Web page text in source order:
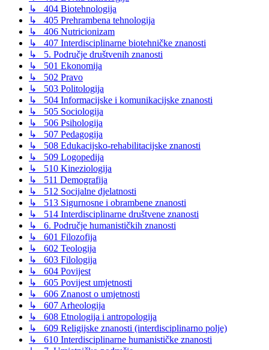
↳ 404 Biotehnologija
↳ 405 Prehrambena tehnologija
↳ 406 Nutricionizam
↳ 407 Interdisciplinarne biotehničke znanosti
↳ 5. Područje društvenih znanosti
↳ 501 Ekonomija
↳ 502 Pravo
↳ 503 Politologija
↳ 504 Informacijske i komunikacijske znanosti
↳ 505 Sociologija
↳ 506 Psihologija
↳ 507 Pedagogija
↳ 508 Edukacijsko-rehabilitacijske znanosti
↳ 509 Logopedija
↳ 510 Kineziologija
↳ 511 Demografija
↳ 512 Socijalne djelatnosti
↳ 513 Sigurnosne i obrambene znanosti
↳ 514 Interdisciplinarne društvene znanosti
↳ 6. Područje humanističkih znanosti
↳ 601 Filozofija
↳ 602 Teologija
↳ 603 Filologija
↳ 604 Povijest
↳ 605 Povijest umjetnosti
↳ 606 Znanost o umjetnosti
↳ 607 Arheologija
↳ 608 Etnologija i antropologija
↳ 609 Religijske znanosti (interdisciplinarno polje)
↳ 610 Interdisciplinarne humanističke znanosti